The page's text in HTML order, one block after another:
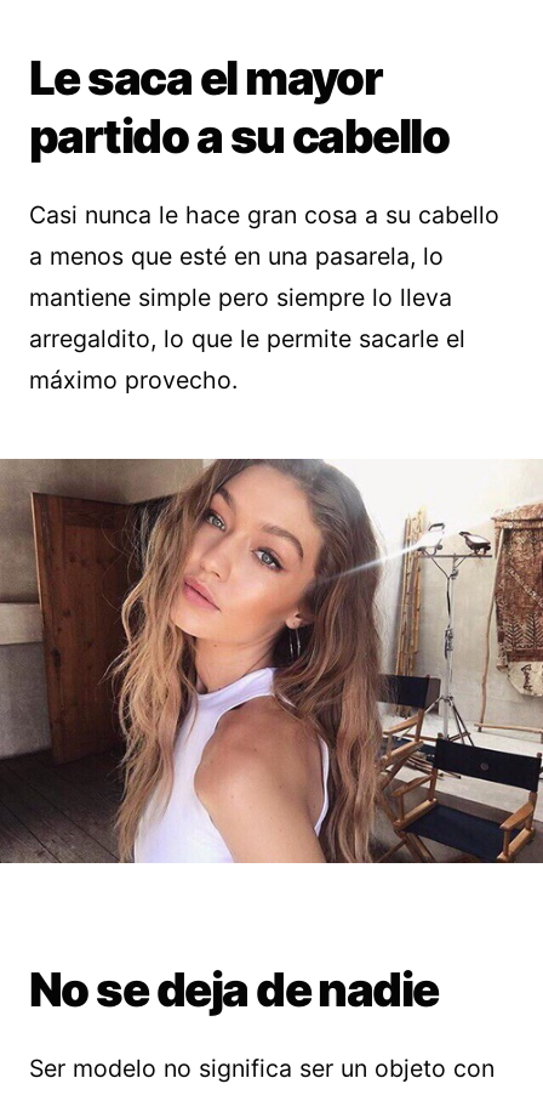
Le saca el mayor
partido a su cabello
Casi nunca le hace gran cosa a su cabello
a menos que esté en una pasarela, lo
mantiene simple pero siempre lo lleva
arregaldito, lo que le permite sacarle el
máximo provecho.
No se deja de nadie
Ser modelo no significa ser un objeto con